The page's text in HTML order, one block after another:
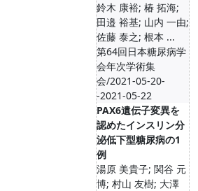
鈴木 康裕; 椿 拓海;
田邉 裕基; 山内 一由;
佐藤 泰之; 根本 ...
第64回日本糖尿病学
会年次学術集
会/2021-05-20-
-2021-05-22
PAX6遺伝子変異を
認めたインスリン分
泌低下型糖尿病の1
例
湯原 美貴子; 関谷 元
博; 村山 友樹; 大澤